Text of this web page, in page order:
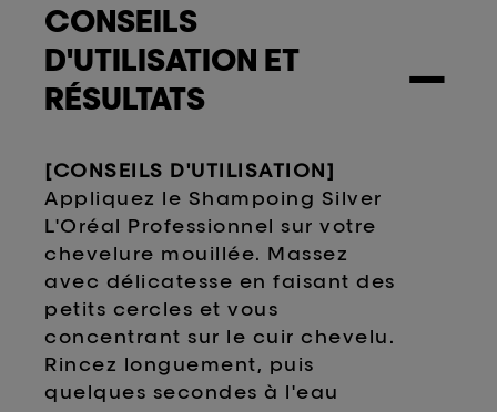
CONSEILS
D'UTILISATION ET
RÉSULTATS
−
[CONSEILS D'UTILISATION]
Appliquez le Shampoing Silver
L'Oréal Professionnel sur votre
chevelure mouillée. Massez
avec délicatesse en faisant des
petits cercles et vous
concentrant sur le cuir chevelu.
Rincez longuement, puis
quelques secondes à l'eau